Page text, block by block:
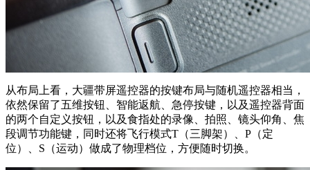
从布局上看，大疆带屏遥控器的按键布局与随机遥控器相当，
依然保留了五维按钮、智能返航、急停按键，以及遥控器背面
的两个自定义按钮，以及食指处的录像、拍照、镜头仰角、焦
段调节功能键，同时还将飞行模式T（三脚架）、P（定
位）、S（运动）做成了物理档位，方便随时切换。